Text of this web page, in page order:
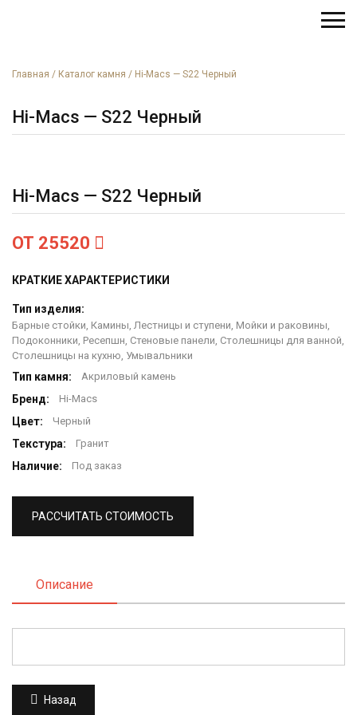
Главная / Каталог камня / Hi-Macs — S22 Черный
Hi-Macs — S22 Черный
Hi-Macs — S22 Черный
ОТ 25520
КРАТКИЕ ХАРАКТЕРИСТИКИ
Тип изделия:
Барные стойки, Камины, Лестницы и ступени, Мойки и раковины,
Подоконники, Ресепшн, Стеновые панели, Столешницы для ванной,
Столешницы на кухню, Умывальники
Тип камня: Акриловый камень
Бренд: Hi-Macs
Цвет: Черный
Текстура: Гранит
Наличие: Под заказ
РАССЧИТАТЬ СТОИМОСТЬ
Описание
Назад